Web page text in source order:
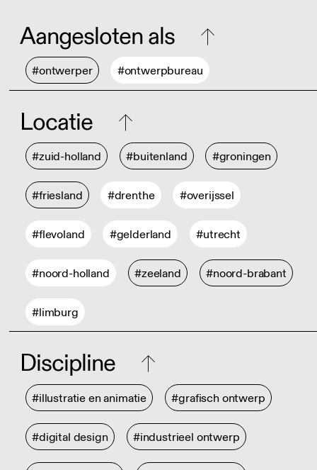
Aangesloten als
#ontwerper #ontwerpbureau
Locatie
#zuid-holland #buitenland #groningen
#friesland #drenthe #overijssel
#flevoland #gelderland #utrecht
#noord-holland #zeeland #noord-brabant
#limburg
Discipline
#illustratie en animatie #grafisch ontwerp
#digital design #industrieel ontwerp